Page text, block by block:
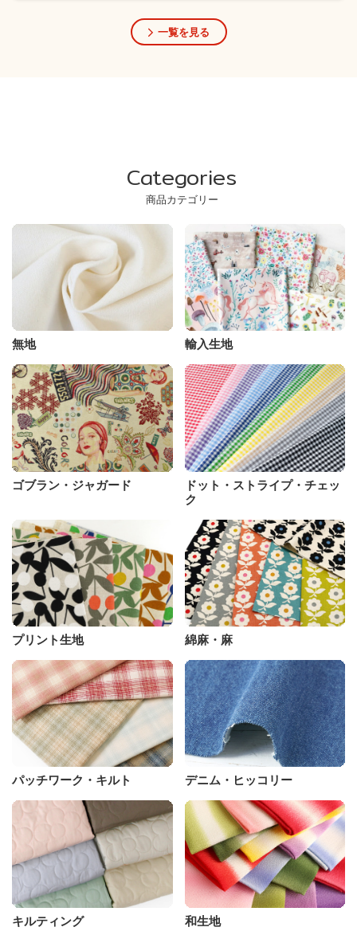
一覧を見る
Categories
商品カテゴリー
無地 輸入生地
ゴブラン・ジャガード
ドット・ストライプ・チェッ
ク
プリント生地 綿麻・麻
パッチワーク・キルト デニム・ヒッコリー
キルティング 和生地